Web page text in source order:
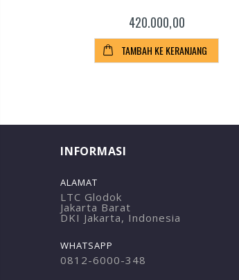
420.000,00
TAMBAH KE KERANJANG
INFORMASI
ALAMAT
LTC Glodok
Jakarta Barat
DKI Jakarta, Indonesia
WHATSAPP
0812-6000-348